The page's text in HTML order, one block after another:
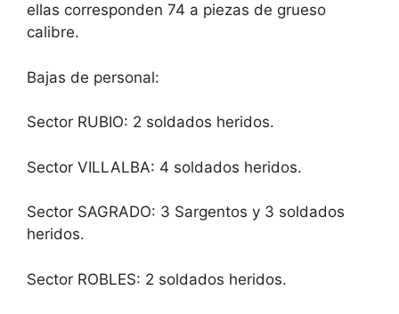
ellas corresponden 74 a piezas de grueso
calibre.
Bajas de personal:
Sector RUBIO: 2 soldados heridos.
Sector VILLALBA: 4 soldados heridos.
Sector SAGRADO: 3 Sargentos y 3 soldados
heridos.
Sector ROBLES: 2 soldados heridos.